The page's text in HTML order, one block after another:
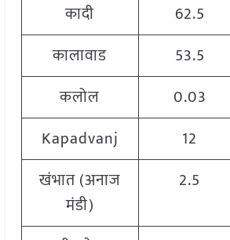
कादी 62.5
कालावाड
53.5
कलोल
0.03
Kapadvanj
12
खंभात (अनाज
मंडी)
2.5